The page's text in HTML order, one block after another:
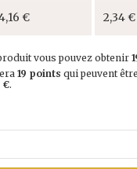
€ 2,34 €
vous pouvez obtenir
19 points qui peuvent
€.